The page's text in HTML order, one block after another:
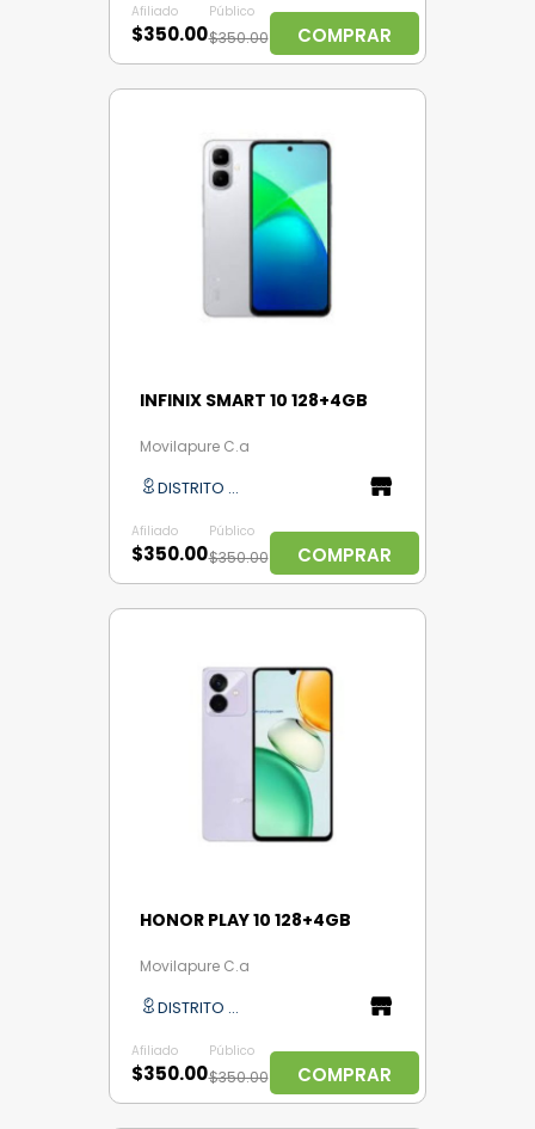
Afiliado
$350.00
Público
$350.00 COMPRAR
INFINIX SMART 10 128+4GB
Movilapure C.a
DISTRITO CAPITAL
Afiliado
$350.00
Público
$350.00 COMPRAR
HONOR PLAY 10 128+4GB
Movilapure C.a
DISTRITO CAPITAL
Afiliado
$350.00
Público
$350.00 COMPRAR